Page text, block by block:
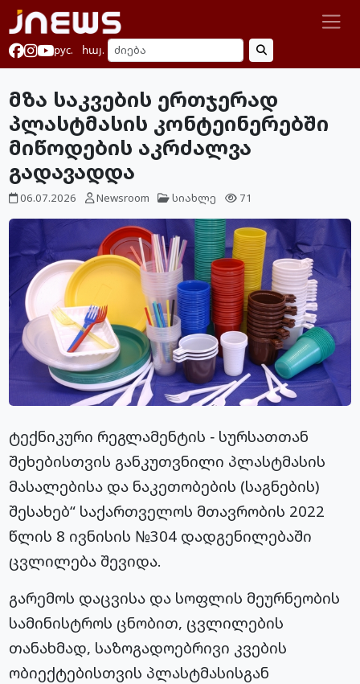
рус. հայ.
მზა საკვების ერთჯერად
პლასტმასის კონტეინერებში
მიწოდების აკრძალვა
გადავადდა
06.07.2026 Newsroom სიახლე 71
ტექნიკური რეგლამენტის − სურსათთან
შეხებისთვის განკუთვნილი პლასტმასის
მასალებისა და ნაკეთობების (საგნების)
შესახებ“ საქართველოს მთავრობის 2022
წლის 8 ივნისის №304 დადგენილებაში
ცვლილება შევიდა.
გარემოს დაცვისა და სოფლის მეურნეობის
სამინისტროს ცნობით, ცვლილების
თანახმად, საზოგადოებრივი კვების
ობიექტებისთვის პლასტმასისგან